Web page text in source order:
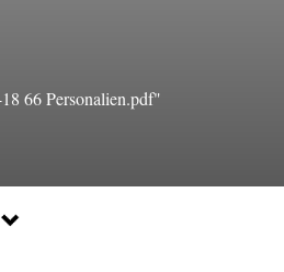
66 Personalien.pdf"